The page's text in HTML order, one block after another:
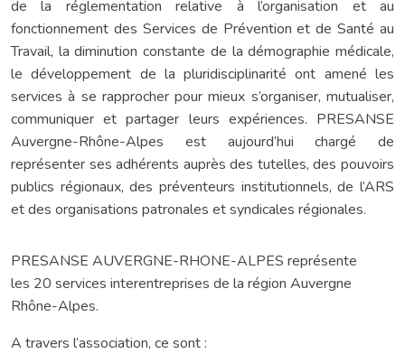
de la réglementation relative à l’organisation et au
fonctionnement des Services de Prévention et de Santé au
Travail, la diminution constante de la démographie médicale,
le développement de la pluridisciplinarité ont amené les
services à se rapprocher pour mieux s’organiser, mutualiser,
communiquer et partager leurs expériences. PRESANSE
Auvergne-Rhône-Alpes est aujourd’hui chargé de
représenter ses adhérents auprès des tutelles, des pouvoirs
publics régionaux, des préventeurs institutionnels, de l’ARS
et des organisations patronales et syndicales régionales.
PRESANSE AUVERGNE-RHONE-ALPES représente
les 20 services interentreprises de la région Auvergne
Rhône-Alpes.
A travers l’association, ce sont :